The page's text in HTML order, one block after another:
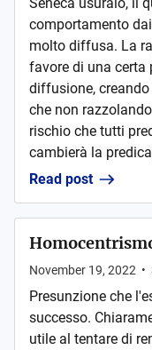
comportamento
molto diffusa. La
favore di una certa
diffusione,
che non
rischio che tutti
cambierà la
Read post
November 19, 2022 •
Presunzione che
successo.
utile al tentare di